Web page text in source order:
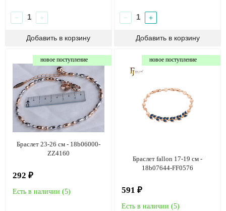
− + − +
новое поступление
Браслет 23-26 см - 18b06000-
ZZ4160
292 ₽
Есть в наличии (5)
новое поступление
Браслет fallon 17-19 см -
18b07644-FF0576
591 ₽
Есть в наличии (5)